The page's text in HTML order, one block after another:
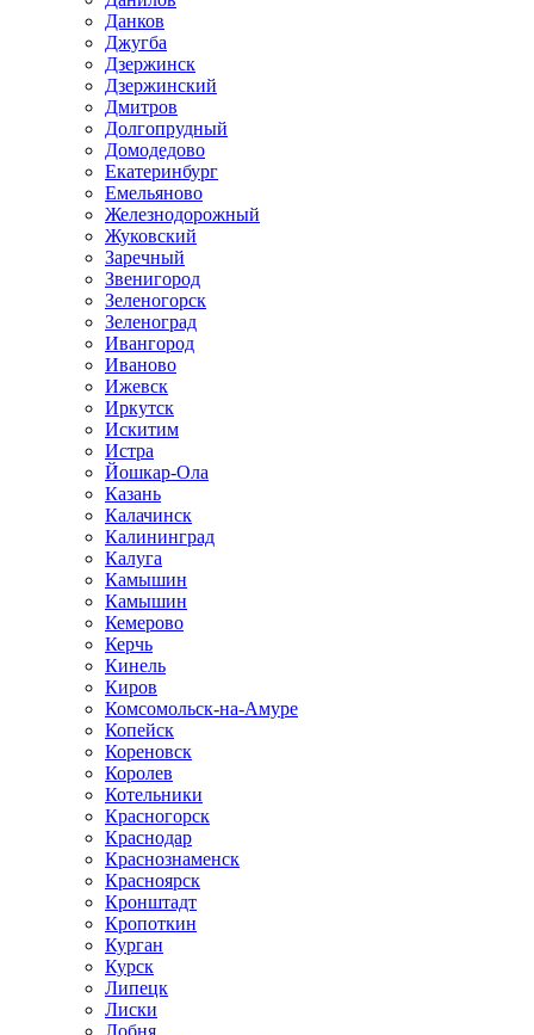
Данков
Джугба
Дзержинск
Дзержинский
Дмитров
Долгопрудный
Домодедово
Екатеринбург
Емельяново
Железнодорожный
Жуковский
Заречный
Звенигород
Зеленогорск
Зеленоград
Ивангород
Иваново
Ижевск
Иркутск
Искитим
Истра
Йошкар-Ола
Казань
Калачинск
Калининград
Калуга
Камышин
Камышин
Кемерово
Керчь
Кинель
Киров
Комсомольск-на-Амуре
Копейск
Кореновск
Королев
Котельники
Красногорск
Краснодар
Краснознаменск
Красноярск
Кронштадт
Кропоткин
Курган
Курск
Липецк
Лиски
Лобня